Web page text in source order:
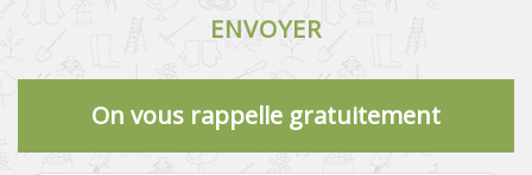
On vous rappelle gratuitement